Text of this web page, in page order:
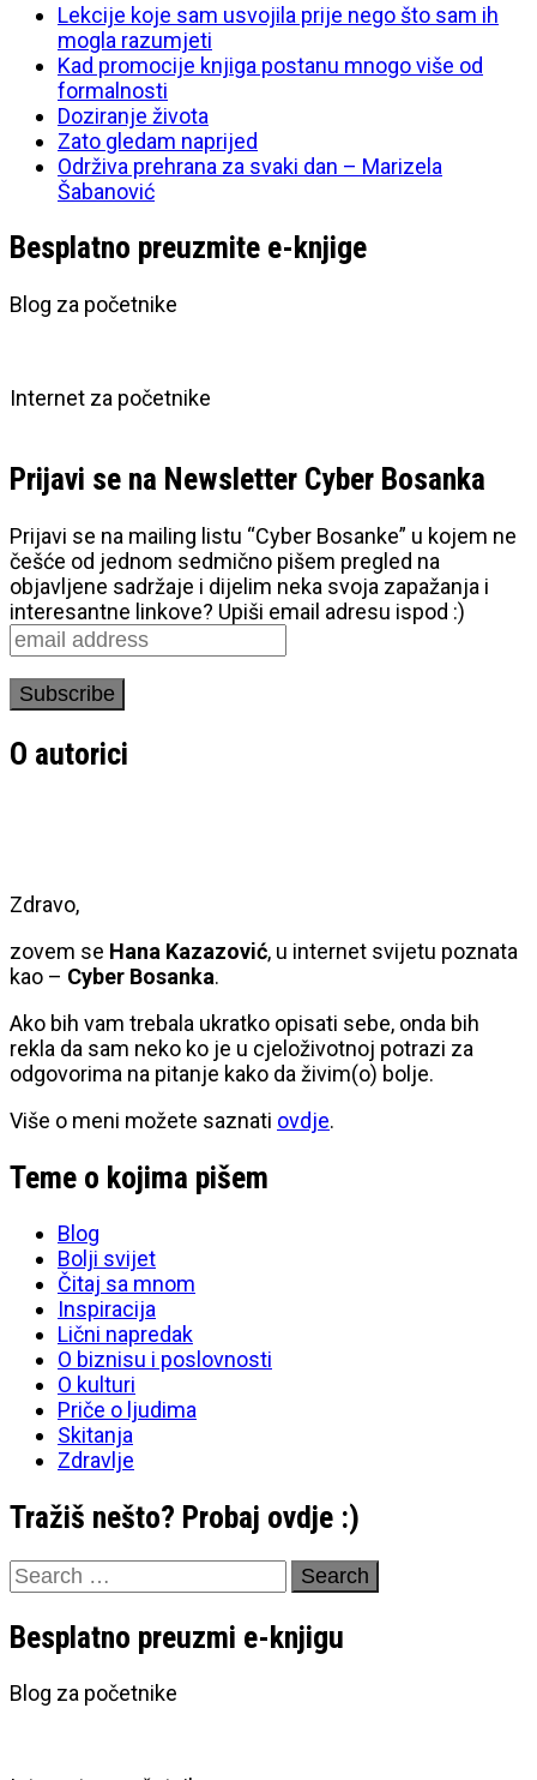
Lekcije koje sam usvojila prije nego što sam ih
mogla razumjeti
Kad promocije knjiga postanu mnogo više od
formalnosti
Doziranje života
Zato gledam naprijed
Održiva prehrana za svaki dan – Marizela
Šabanović
Besplatno preuzmite e-knjige
Blog za početnike
Internet za početnike
Prijavi se na Newsletter Cyber Bosanka
Prijavi se na mailing listu “Cyber Bosanke” u kojem ne
češće od jednom sedmično pišem pregled na
objavljene sadržaje i dijelim neka svoja zapažanja i
interesantne linkove? Upiši email adresu ispod :)
O autorici
Zdravo,
zovem se Hana Kazazović, u internet svijetu poznata
kao – Cyber Bosanka.
Ako bih vam trebala ukratko opisati sebe, onda bih
rekla da sam neko ko je u cjeloživotnoj potrazi za
odgovorima na pitanje kako da živim(o) bolje.
Više o meni možete saznati ovdje.
Teme o kojima pišem
Blog
Bolji svijet
Čitaj sa mnom
Inspiracija
Lični napredak
O biznisu i poslovnosti
O kulturi
Priče o ljudima
Skitanja
Zdravlje
Tražiš nešto? Probaj ovdje :)
Search
for:
Besplatno preuzmi e-knjigu
Blog za početnike